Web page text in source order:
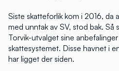
Siste skatteforlik kom i 2016, da
med unntak av SV, stod bak.
Torvik-utvalget sine
skattesystemet. Disse havnet i
har ligget der siden.